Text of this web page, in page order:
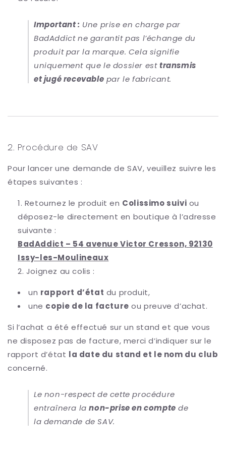
Important : Une prise en charge par
BadAddict ne garantit pas l’échange du
produit par la marque. Cela signifie
uniquement que le dossier esttransmis
et jugé recevable par le fabricant.
2. Procédure de SAV
Pour lancer une demande de SAV, veuillez suivre les
étapes suivantes :
Retournez le produit en Colissimo suivi ou
déposez-le directement en boutique à l’adresse
suivante :
BadAddict – 54 avenue Victor Cresson, 92130
Issy-les-Moulineaux
Joignez au colis :
un rapport d’état du produit,
une copie de la facture ou preuve d’achat.
Si l’achat a été effectué sur un stand et que vous
ne disposez pas de facture, merci d’indiquer sur le
rapport d’état la date du stand et le nom du club
concerné.
Le non-respect de cette procédure
entraînera lanon-prise en compte de
la demande de SAV.